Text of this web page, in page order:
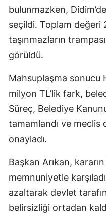
bulunmazken,
seçildi. Toplam değeri
taşınmazların
görüldü.
Mahsuplaşma sonucu
milyon TL’lik fark,
Süreç, Belediye
tamamlandı ve meclis
onayladı.
Başkan Arıkan, kararın
memnuniyetle
azaltarak devlet
belirsizliği ortadan